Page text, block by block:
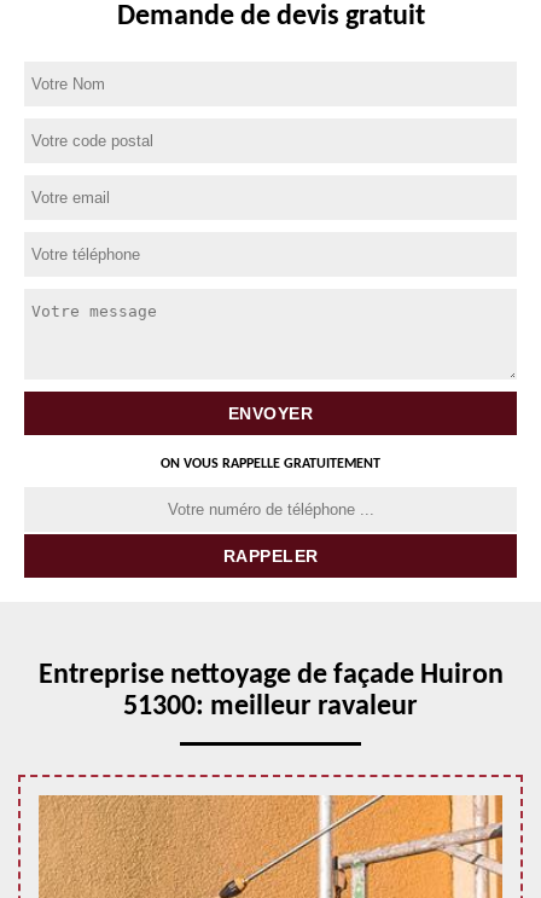
Demande de devis gratuit
ON VOUS RAPPELLE GRATUITEMENT
Entreprise nettoyage de façade Huiron
51300: meilleur ravaleur